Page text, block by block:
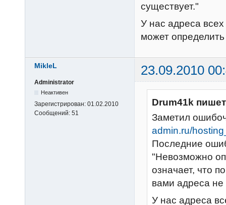
существует."
У нас адреса
может
MikleL 23.09.2010
Administrator
Неактивен
Зарегистрирован: 01.02.2010
Сообщений: 51
Drum41k
Заметил
admin.ru/
Последние
"Невозможно
означает, что
вами адреса не
У нас адреса